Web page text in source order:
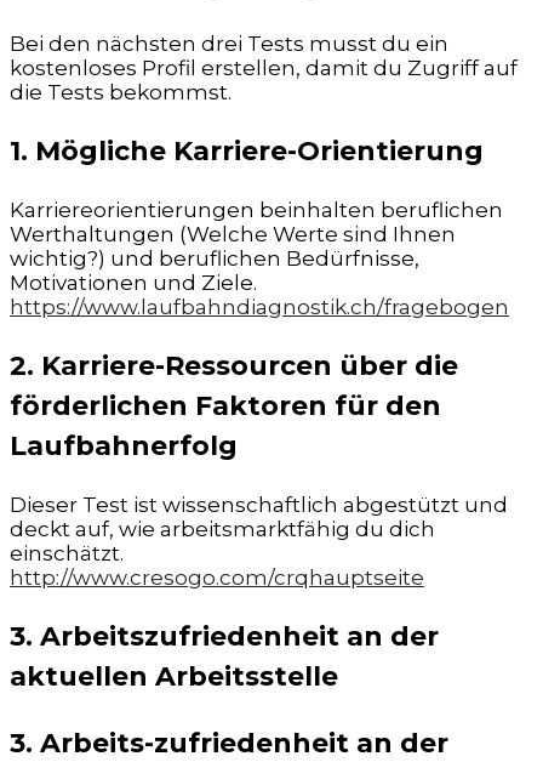
Bei den nächsten drei Tests musst du ein
kostenloses Profil erstellen, damit du Zugriff auf
die Tests bekommst.
1. Mögliche Karriere-Orientierung
Karriereorientierungen beinhalten beruflichen
Werthaltungen (Welche Werte sind Ihnen
wichtig?) und beruflichen Bedürfnisse,
Motivationen und Ziele.
https://www.laufbahndiagnostik.ch/fragebogen
2. Karriere-Ressourcen über die
förderlichen Faktoren für den
Laufbahnerfolg
Dieser Test ist wissenschaftlich abgestützt und
deckt auf, wie arbeitsmarktfähig du dich
einschätzt.
http://www.cresogo.com/crqhauptseite
3. Arbeitszufriedenheit an der
aktuellen Arbeitsstelle
3. Arbeits-zufriedenheit an der